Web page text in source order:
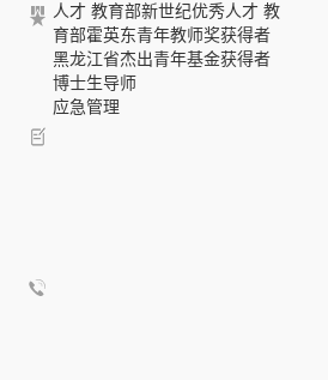
人才 教育部新世纪优秀人才 教
育部霍英东青年教师奖获得者
黑龙江省杰出青年基金获得者
博士生导师
应急管理